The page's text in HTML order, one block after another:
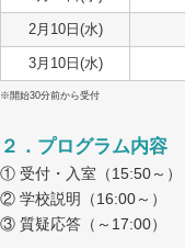
2月10日(水)
3月10日(水)
※開始30分前から受付
２．プログラム内容
① 受付・入室（15:50～）
② 学校説明（16:00～）
③ 質疑応答（～17:00）